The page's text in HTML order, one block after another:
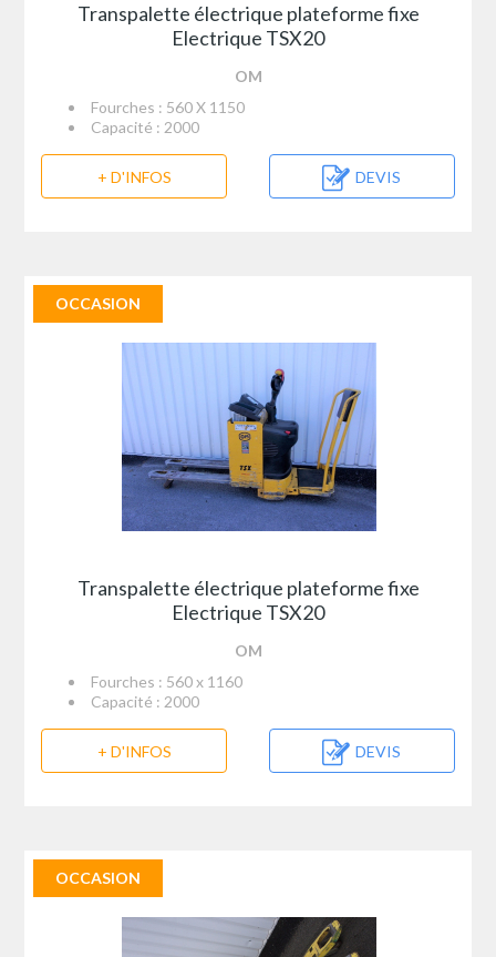
Transpalette électrique plateforme fixe
Electrique TSX20
OM
Fourches : 560 X 1150
Capacité : 2000
+ D'INFOS DEVIS
OCCASION
Transpalette électrique plateforme fixe
Electrique TSX20
OM
Fourches : 560 x 1160
Capacité : 2000
+ D'INFOS DEVIS
OCCASION